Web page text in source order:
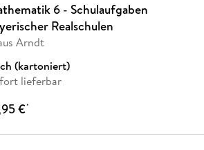
6 - Schulaufgaben
Realschulen
Arndt
(kartoniert)
lieferbar
€*